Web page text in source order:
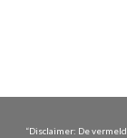
“Disclaimer: De